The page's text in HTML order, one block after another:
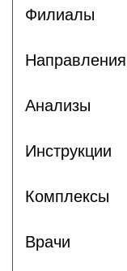
Филиалы
Направления
Анализы
Инструкции
Комплексы
Врачи